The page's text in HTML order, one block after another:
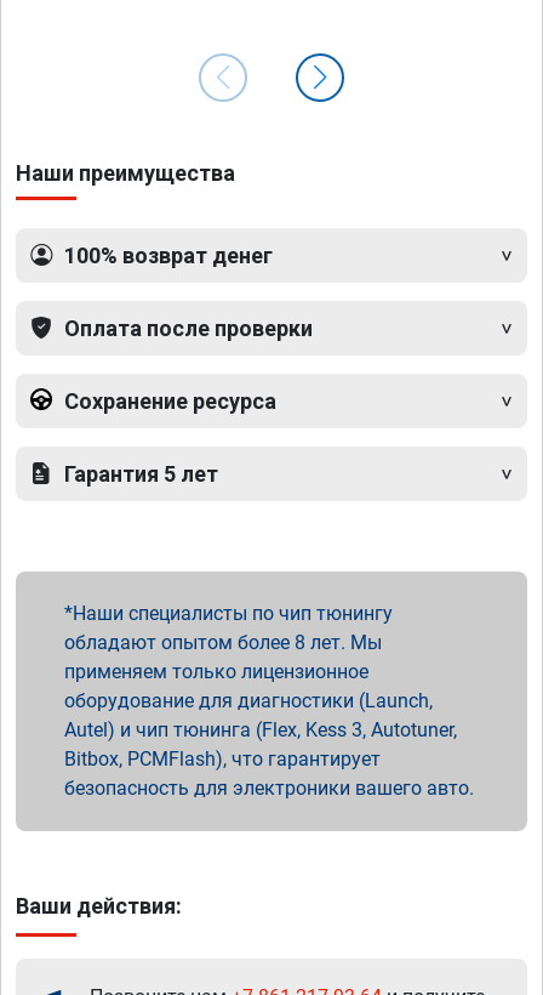
Наши преимущества
100% возврат денег
Оплата после проверки
Сохранение ресурса
Гарантия 5 лет
Наши специалисты по чип тюнингу
обладают опытом более 8 лет. Мы
применяем только лицензионное
оборудование для диагностики (Launch,
Autel) и чип тюнинга (Flex, Kess 3, Autotuner,
Bitbox, PCMFlash), что гарантирует
безопасность для электроники вашего авто.
Ваши действия: